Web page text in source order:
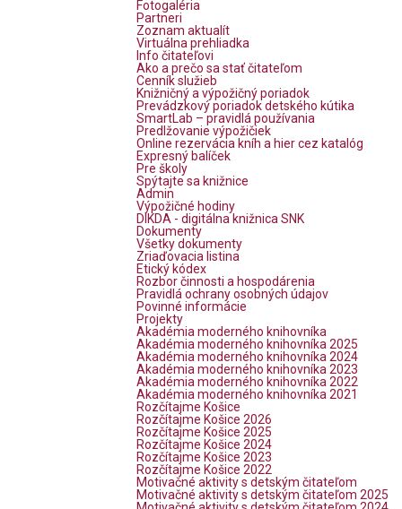
Fotogaléria
Partneri
Zoznam aktualít
Virtuálna prehliadka
Info čitateľovi
Ako a prečo sa stať čitateľom
Cenník služieb
Knižničný a výpožičný poriadok
Prevádzkový poriadok detského kútika
SmartLab – pravidlá používania
Predlžovanie výpožičiek
Online rezervácia kníh a hier cez katalóg
Expresný balíček
Pre školy
Spýtajte sa knižnice
Admin
Výpožičné hodiny
DIKDA - digitálna knižnica SNK
Dokumenty
Všetky dokumenty
Zriaďovacia listina
Etický kódex
Rozbor činnosti a hospodárenia
Pravidlá ochrany osobných údajov
Povinné informácie
Projekty
Akadémia moderného knihovníka
Akadémia moderného knihovníka 2025
Akadémia moderného knihovníka 2024
Akadémia moderného knihovníka 2023
Akadémia moderného knihovníka 2022
Akadémia moderného knihovníka 2021
Rozčítajme Košice
Rozčítajme Košice 2026
Rozčítajme Košice 2025
Rozčítajme Košice 2024
Rozčítajme Košice 2023
Rozčítajme Košice 2022
Motivačné aktivity s detským čitateľom
Motivačné aktivity s detským čitateľom 2025